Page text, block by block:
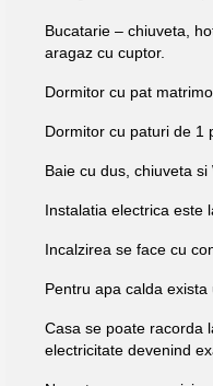
Bucatarie – chiuveta,
aragaz cu cuptor.
Dormitor cu pat
Dormitor cu paturi de 1
Baie cu dus, chiuveta si
Instalatia electrica este
Incalzirea se face cu
Pentru apa calda exista
Casa se poate racorda
electricitate devenind